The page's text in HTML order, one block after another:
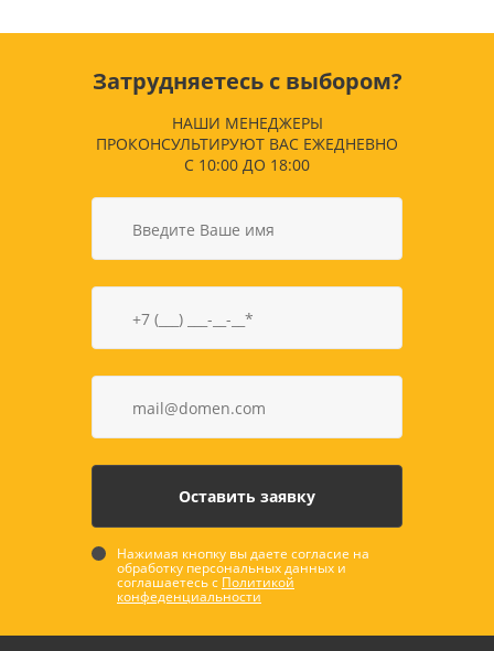
Затрудняетесь с выбором?
НАШИ МЕНЕДЖЕРЫ
ПРОКОНСУЛЬТИРУЮТ ВАС ЕЖЕДНЕВНО
С 10:00 ДО 18:00
Нажимая кнопку вы даете согласие на
обработку персональных данных и
соглашаетесь с Политикой
конфеденциальности